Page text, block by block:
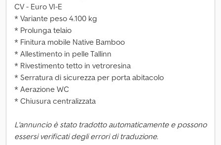
CV - Euro VI-E
* Variante peso 4.100 kg
* Prolunga telaio
* Finitura mobile Native Bamboo
* Allestimento in pelle Tallinn
* Rivestimento tetto in vetroresina
* Serratura di sicurezza per porta abitacolo
* Aerazione WC
* Chiusura centralizzata
L'annuncio è stato tradotto automaticamente e possono
essersi verificati degli errori di traduzione.